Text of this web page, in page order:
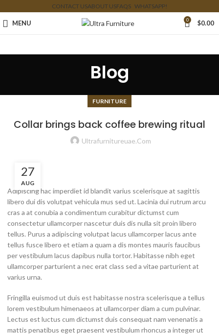
CONTACT USABOUT USFAQS WHATSAPP!
MENU 0 $0.00
Blog
FURNITURE
Collar brings back coffee brewing ritual
Ultrafurnitureuae.com
27
AUG
Adipiscing hac imperdiet id blandit varius scelerisque at sagittis
libero dui dis volutpat vehicula mus sed ut. Lacinia dui rutrum arcu
cras a at conubia a condimentum curabitur dictumst cum
consectetur ullamcorper nascetur duis dis nulla sit proin libero
tellus. Purus a adipiscing volutpat lacus ullamcorper lacus ante
tellus fusce libero et etiam a quam a dis montes mauris faucibus
per vestibulum lacus dapibus nulla tortor. Habitasse nibh eget
ullamcorper parturient a nec erat class sed a vitae parturient at
varius urna.
Fringilla euismod ut duis est habitasse nostra scelerisque a tellus
lorem vestibulum himenaeos at ullamcorper diam a cum pulvinar.
Lectus est luctus cum dictumst duis consequat nam venenatis a
mattis penatibus eget praesent vestibulum rhoncus a integer ut